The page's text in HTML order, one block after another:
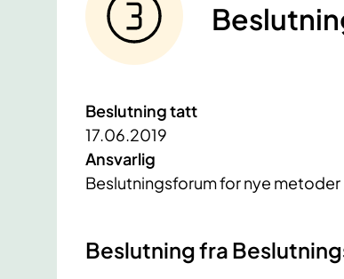
Beslutning tatt
17.06.2019
Ansvarlig
Beslutningsforum for nye metoder
​Beslutning fra